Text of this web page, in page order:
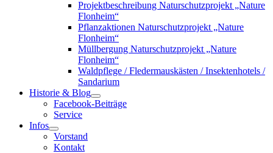
Projektbeschreibung Naturschutzprojekt „Nature
Flonheim“
Pflanzaktionen Naturschutzprojekt „Nature
Flonheim“
Müllbergung Naturschutzprojekt „Nature
Flonheim“
Waldpflege / Fledermauskästen / Insektenhotels /
Sandarium
Historie & Blog
Facebook-Beiträge
Service
Infos
Vorstand
Kontakt